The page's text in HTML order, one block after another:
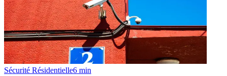
Sécurité Résidentielle6 min